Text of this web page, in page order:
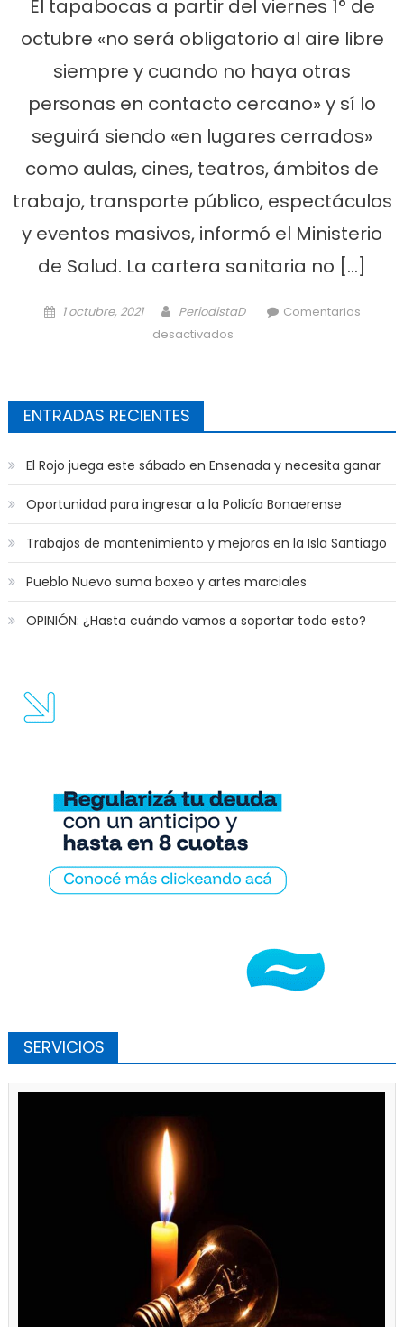
El tapabocas a partir del viernes 1° de
octubre «no será obligatorio al aire libre
siempre y cuando no haya otras
personas en contacto cercano» y sí lo
seguirá siendo «en lugares cerrados»
como aulas, cines, teatros, ámbitos de
trabajo, transporte público, espectáculos
y eventos masivos, informó el Ministerio
de Salud. La cartera sanitaria no […]
Posted on
1 octubre, 2021 Author
PeriodistaD
Comentarios
desactivados
ENTRADAS RECIENTES
El Rojo juega este sábado en Ensenada y necesita ganar
Oportunidad para ingresar a la Policía Bonaerense
Trabajos de mantenimiento y mejoras en la Isla Santiago
Pueblo Nuevo suma boxeo y artes marciales
OPINIÓN: ¿Hasta cuándo vamos a soportar todo esto?
SERVICIOS